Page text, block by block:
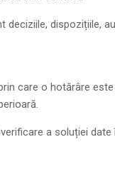
deciziile, dispozițiile,
care o hotărâre
a soluției date